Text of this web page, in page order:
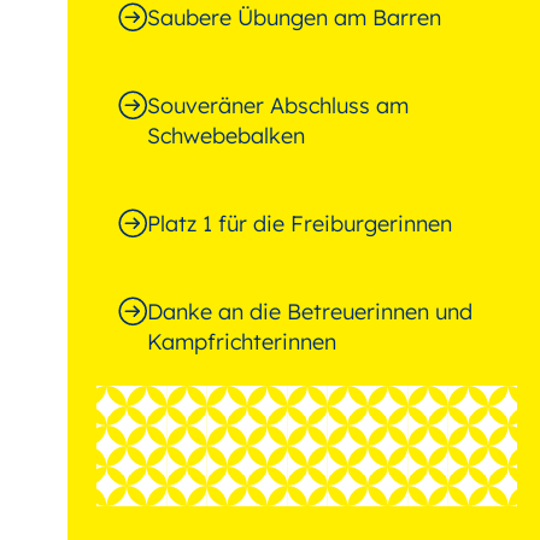
Saubere Übungen am Barren
Souveräner Abschluss am
Schwebebalken
Platz 1 für die Freiburgerinnen
Danke an die Betreuerinnen und
Kampfrichterinnen